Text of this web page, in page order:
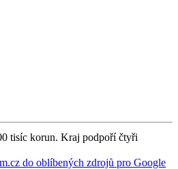
tisíc korun. Kraj podpoří čtyři
do oblíbených zdrojů pro Google